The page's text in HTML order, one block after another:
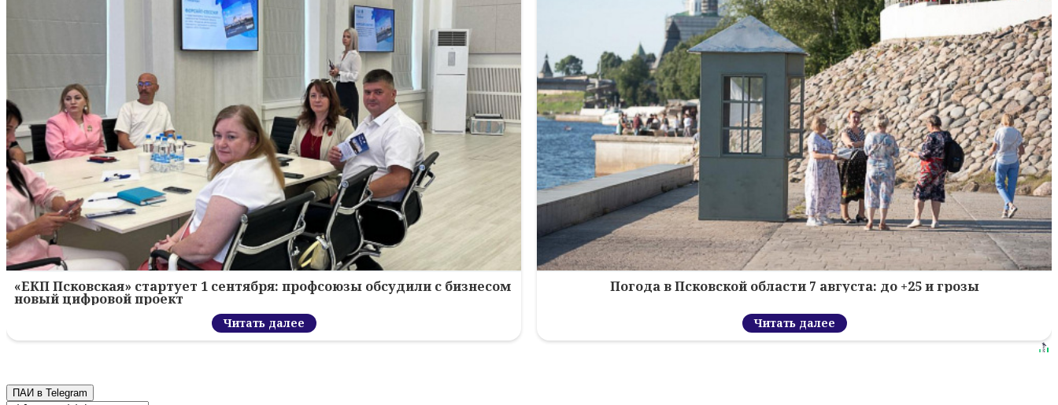
«ЕКП Псковская» стартует 1 сентября: профсоюзы обсудили с бизнесом
новый цифровой проект
Читать далее
Погода в Псковской области 7 августа: до +25 и грозы
Читать далее
ПАИ в Telegram